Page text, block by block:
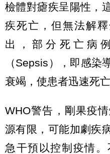
檢體對瘧疾呈陽性，
疾死亡，但無法解
出，部分死亡病
（Sepsis），即感染
衰竭，使患者迅速死亡
WHO警告，剛果疫
源有限，可能加劇疾
急干預以控制疫情